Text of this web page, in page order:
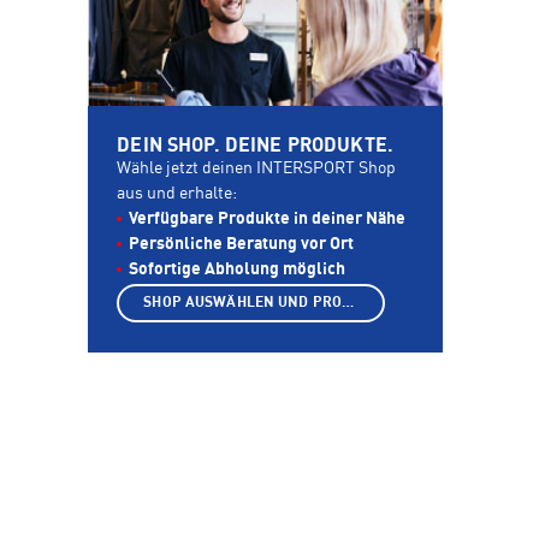
DEIN SHOP. DEINE PRODUKTE.
Wähle jetzt deinen INTERSPORT Shop
aus und erhalte:
Verfügbare Produkte in deiner Nähe
Persönliche Beratung vor Ort
Sofortige Abholung möglich
SHOP AUSWÄHLEN UND PRODUKTE ANZEIGEN